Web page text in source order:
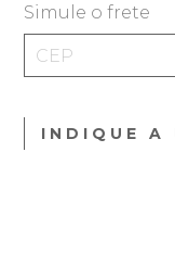
Simule o frete
INDIQUE A